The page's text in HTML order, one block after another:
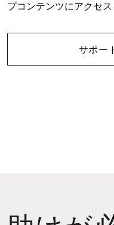
プコンテンツにアクセス
サポー